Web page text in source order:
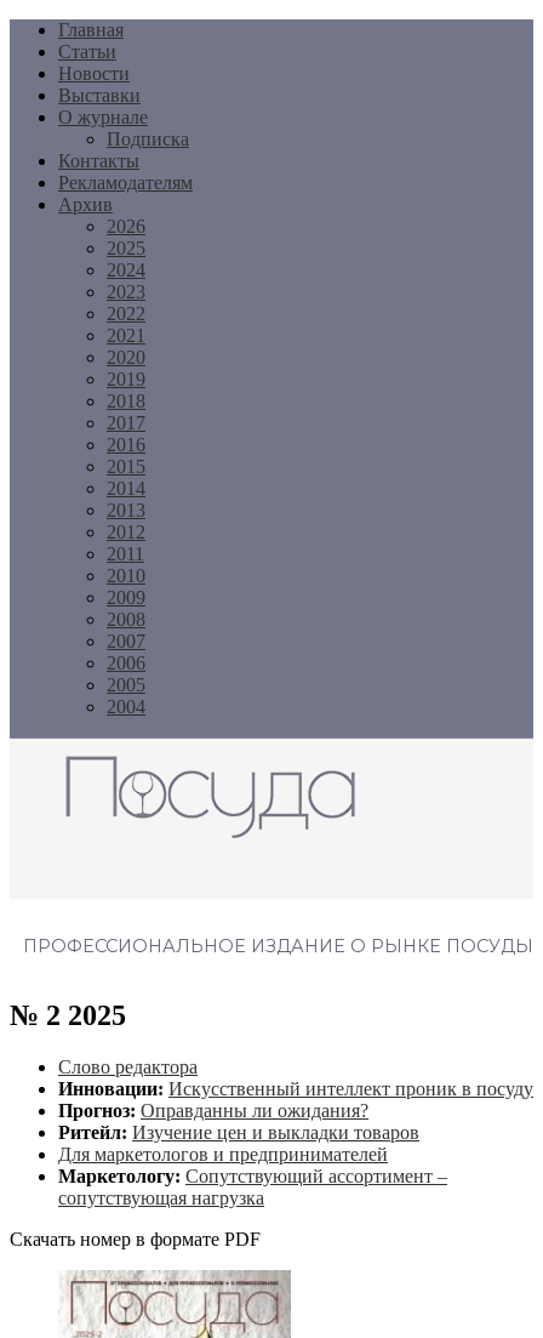
Перейти
содержимому
Главная
Статьи
Новости
Выставки
О журнале
Подписка
Контакты
Рекламодателям
Архив
2026
2025
2024
2023
2022
2021
2020
2019
2018
2017
2016
2015
2014
2013
2012
2011
2010
2009
2008
2007
2006
2005
2004
ПРОФЕССИОНАЛЬНОЕ ИЗДАНИЕ О РЫНКЕ ПОСУДЫ
№ 2 2025
Слово редактора
Инновации: Искусственный интеллект проник в посуду
Прогноз: Оправданны ли ожидания?
Ритейл: Изучение цен и выкладки товаров
Для маркетологов и предпринимателей
Маркетологу: Сопутствующий ассортимент –
сопутствующая нагрузка
Скачать номер в формате PDF